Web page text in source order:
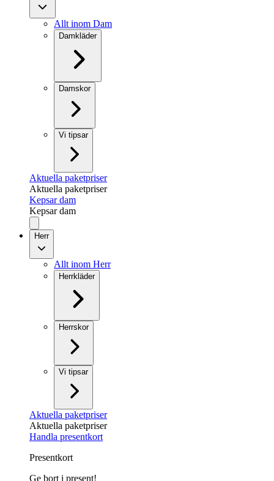
Allt inom Dam
Damkläder
Damskor
Vi tipsar
Aktuella paketpriser
Aktuella paketpriser
Kepsar dam
Kepsar dam
Herr
Allt inom Herr
Herrkläder
Herrskor
Vi tipsar
Aktuella paketpriser
Aktuella paketpriser
Handla presentkort
Presentkort
Ge bort i present!